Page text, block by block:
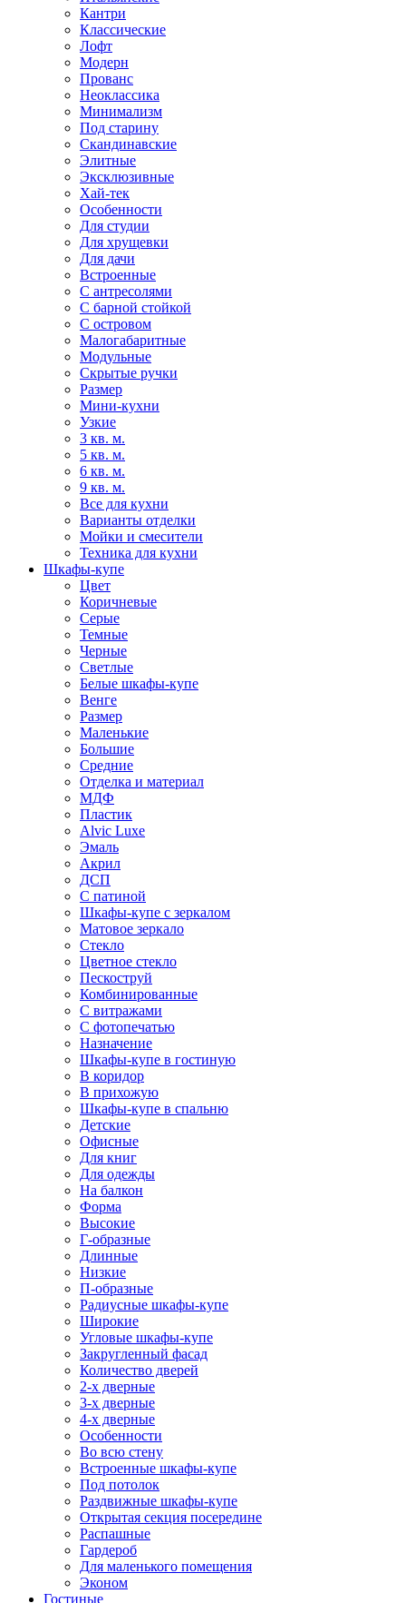
Кантри
Классические
Лофт
Модерн
Прованс
Неоклассика
Минимализм
Под старину
Скандинавские
Элитные
Эксклюзивные
Хай-тек
Особенности
Для студии
Для хрущевки
Для дачи
Встроенные
С антресолями
С барной стойкой
С островом
Малогабаритные
Модульные
Скрытые ручки
Размер
Мини-кухни
Узкие
3 кв. м.
5 кв. м.
6 кв. м.
9 кв. м.
Все для кухни
Варианты отделки
Мойки и смесители
Техника для кухни
Шкафы-купе
Цвет
Коричневые
Серые
Темные
Черные
Светлые
Белые шкафы-купе
Венге
Размер
Маленькие
Большие
Средние
Отделка и материал
МДФ
Пластик
Alvic Luxe
Эмаль
Акрил
ДСП
С патиной
Шкафы-купе с зеркалом
Матовое зеркало
Стекло
Цветное стекло
Пескоструй
Комбинированные
С витражами
С фотопечатью
Назначение
Шкафы-купе в гостиную
В коридор
В прихожую
Шкафы-купе в спальню
Детские
Офисные
Для книг
Для одежды
На балкон
Форма
Высокие
Г-образные
Длинные
Низкие
П-образные
Радиусные шкафы-купе
Широкие
Угловые шкафы-купе
Закругленный фасад
Количество дверей
2-х дверные
3-х дверные
4-х дверные
Особенности
Во всю стену
Встроенные шкафы-купе
Под потолок
Раздвижные шкафы-купе
Открытая секция посередине
Распашные
Гардероб
Для маленького помещения
Эконом
Гостиные